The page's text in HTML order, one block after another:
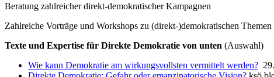
Beratung zahlreicher direkt-demokratischer Kampagnen
Zahlreiche Vorträge und Workshops zu (direkt-)demokratischen Themen
Texte und Expertise für Direkte Demokratie von unten (Auswahl)
Wie kann Demokratie am wirkungsvollsten vermittelt werden?